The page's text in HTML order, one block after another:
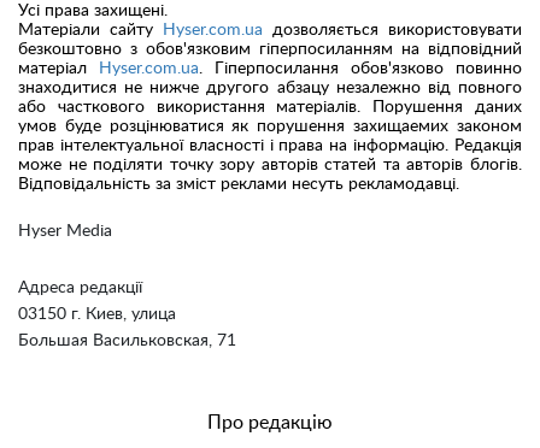
Hyser Media
Адреса редакції
03150 г. Киев, улица
Большая Васильковская, 71
Усі права захищені.
Матеріали сайту
Hyser.com.ua дозволяється використовувати
безкоштовно з обов'язковим гіперпосиланням на відповідний
матеріал
Hyser.com.ua . Гіперпосилання обов'язково повинно
знаходитися не нижче другого абзацу незалежно від повного
або часткового використання матеріалів. Порушення даних
умов буде розцінюватися як порушення захищаемих законом
прав інтелектуальної власності і права на інформацію. Редакція
може не поділяти точку зору авторів статей та авторів блогів.
Відповідальність за зміст реклами несуть рекламодавці.
Про редакцію